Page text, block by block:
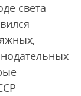
света